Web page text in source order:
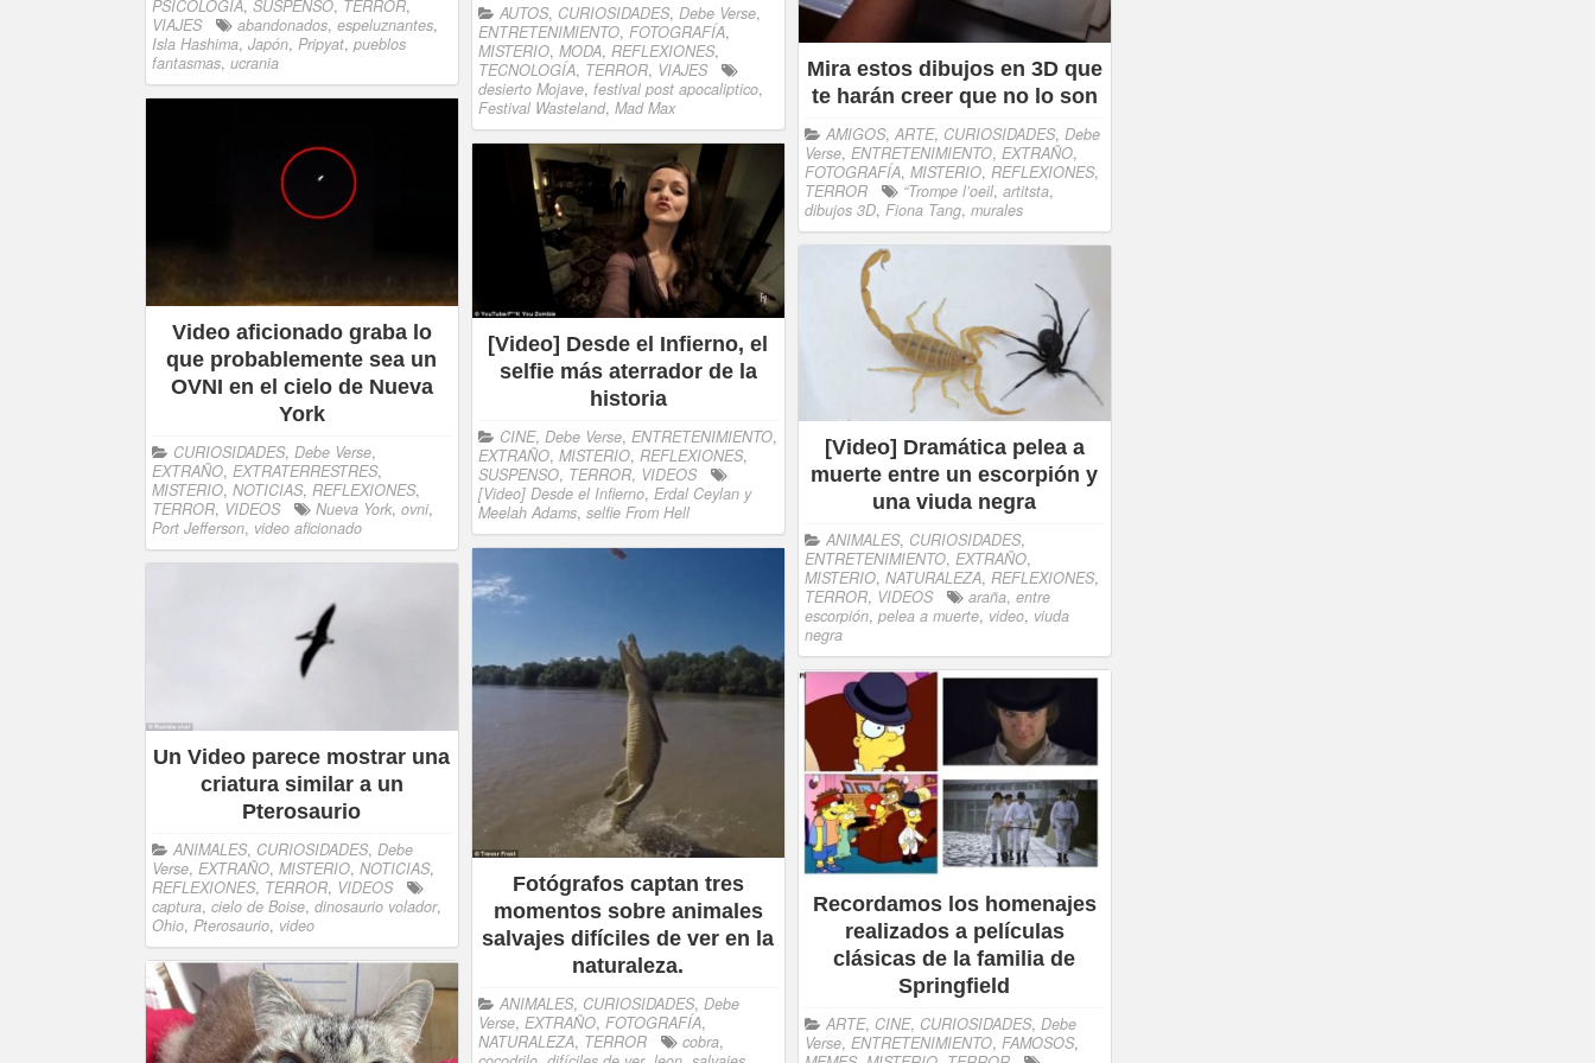
PSICOLOGÍA, SUSPENSO, TERROR,
VIAJES
abandonados, espeluznantes,
Isla Hashima, Japón, Pripyat, pueblos
fantasmas, ucrania
AUTOS, CURIOSIDADES, Debe Verse,
ENTRETENIMIENTO, FOTOGRAFÍA,
MISTERIO, MODA, REFLEXIONES,
TECNOLOGÍA, TERROR, VIAJES
desierto Mojave, festival post apocaliptico,
Festival Wasteland, Mad Max
Mira estos dibujos en 3D que
te harán creer que no lo son
AMIGOS, ARTE, CURIOSIDADES, Debe
Verse, ENTRETENIMIENTO, EXTRAÑO,
FOTOGRAFÍA, MISTERIO, REFLEXIONES,
TERROR
“Trompe l’oeil, artitsta,
dibujos 3D, Fiona Tang, murales
Video aficionado graba lo
que probablemente sea un
OVNI en el cielo de Nueva
York
CURIOSIDADES, Debe Verse,
EXTRAÑO, EXTRATERRESTRES,
MISTERIO, NOTICIAS, REFLEXIONES,
TERROR, VIDEOS Nueva York, ovni,
Port Jefferson, video aficionado
[Video] Desde el Infierno, el
selfie más aterrador de la
historia
CINE, Debe Verse, ENTRETENIMIENTO,
EXTRAÑO, MISTERIO, REFLEXIONES,
SUSPENSO, TERROR, VIDEOS
[Video] Desde el Infierno, Erdal Ceylan y
Meelah Adams, selfie From Hell
[Video] Dramática pelea a
muerte entre un escorpión y
una viuda negra
ANIMALES, CURIOSIDADES,
ENTRETENIMIENTO, EXTRAÑO,
MISTERIO, NATURALEZA, REFLEXIONES,
TERROR, VIDEOS araña, entre
escorpión, pelea a muerte, video, viuda
negra
Fotógrafos captan tres
momentos sobre animales
salvajes difíciles de ver en la
naturaleza.
ANIMALES, CURIOSIDADES, Debe
Verse, EXTRAÑO, FOTOGRAFÍA,
NATURALEZA, TERROR cobra,
Un Video parece mostrar una
criatura similar a un
Pterosaurio
ANIMALES, CURIOSIDADES, Debe
Verse, EXTRAÑO, MISTERIO, NOTICIAS,
REFLEXIONES, TERROR, VIDEOS
captura, cielo de Boise, dinosaurio volador,
Ohio, Pterosaurio, video
Recordamos los homenajes
realizados a películas
clásicas de la familia de
Springfield
ARTE, CINE, CURIOSIDADES, Debe
Verse, ENTRETENIMIENTO, FAMOSOS,